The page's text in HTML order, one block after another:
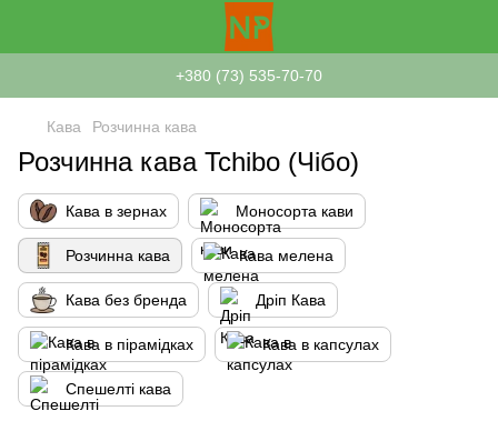
+380 (73) 535-70-70
Кава Розчинна кава
Розчинна кава Tchibo (Чібо)
Кава в зернах Моносорта кави
Розчинна кава Кава мелена
Кава без бренда Дріп Кава
Кава в пірамідках Кава в капсулах
Спешелті кава